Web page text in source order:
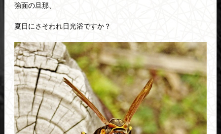
強面の旦那、
夏日にさそわれ日光浴ですか？